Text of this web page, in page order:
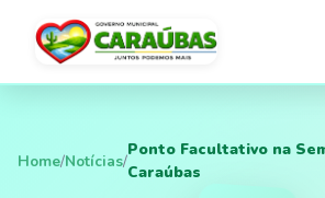
Home/Notícias/
Ponto Facultativo na
Caraúbas